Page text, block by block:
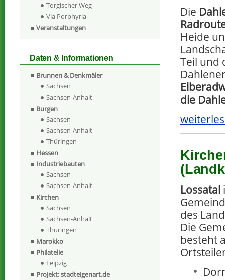
Die
Heide
Teil und
die
Lossatal
des
Die
besteht
Torgischer Weg
Via Porphyria
Veranstaltungen
Daten & Informationen
Brunnen & Denkmäler
Sachsen
Sachsen-Anhalt
Burgen
Sachsen
Sachsen-Anhalt
Thüringen
Hessen
Industriebauten
Sachsen
Sachsen-Anhalt
Kirchen
Sachsen
Sachsen-Anhalt
Thüringen
Marokko
Philatelie
Leipzig
Projekt: stadteigenart.de